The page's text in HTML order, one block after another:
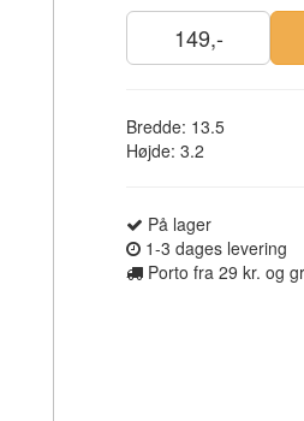
149,-
Bredde: 13.5
Højde: 3.2
På lager
1-3 dages levering
Porto fra 29 kr. og